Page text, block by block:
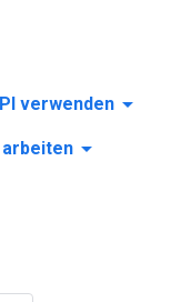
verwenden arrow_drop_down
arbeiten arrow_drop_down